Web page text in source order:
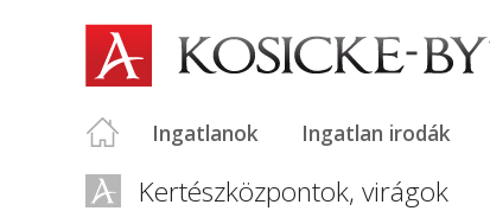
Ingatlanok Ingatlan irodák
Kertészközpontok, virágok